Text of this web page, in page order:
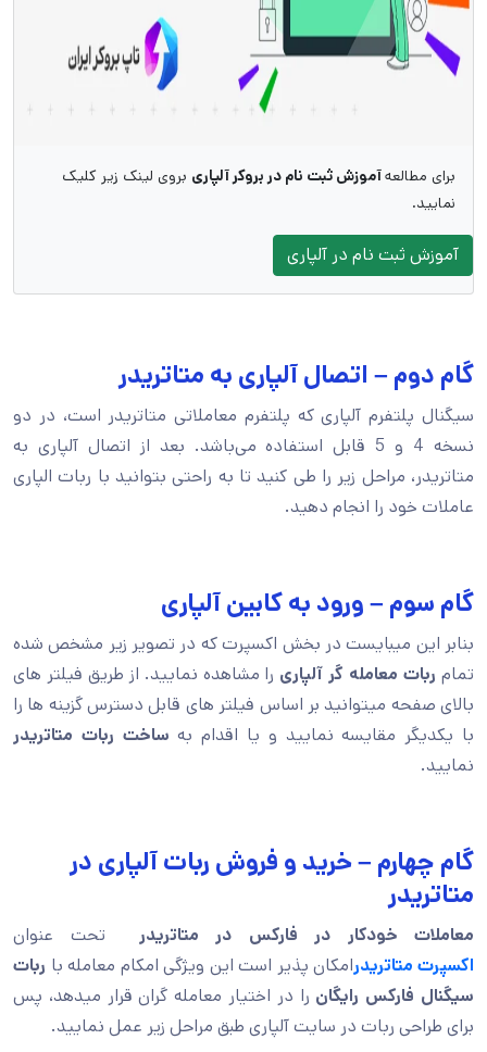
برای مطالعهآموزش ثبت نام در بروکر آلپاری بروی لینک زیر کلیک
نمایید.
آموزش ثبت نام در آلپاری
گام دوم – اتصال آلپاری به متاتریدر
سیگنال پلتفرم آلپاری که پلتفرم معاملاتی متاتریدر است، در دو
نسخه 4 و 5 قابل استفاده می‌باشد. بعد از اتصال آلپاری به
متاتریدر، مراحل زیر را طی کنید تا به راحتی بتوانید با ربات الپاری
عاملات خود را انجام دهید.
گام سوم – ورود به کابین آلپاری
بنابر این میبایست در بخش اکسپرت که در تصویر زیر مشخص شده
تمام ربات معامله گر آلپاری را مشاهده نمایید. از طریق فیلتر های
بالای صفحه میتوانید بر اساس فیلتر های قابل دسترس گزینه ها را
با یکدیگر مقایسه نمایید و یا اقدام بهساخت ربات متاتریدر
نمایید.
گام چهارم – خرید و فروش ربات آلپاری در
متاتریدر
معاملات خودکار در فارکس در متاتریدر تحت عنوان
اکسپرت متاتریدرامکان پذیر است این ویژگی امکام معامله با ربات
سیگنال فارکس رایگان را در اختیار معامله گران قرار میدهد، پس
برای طراحی ربات در سایت آلپاری طبق مراحل زیر عمل نمایید.